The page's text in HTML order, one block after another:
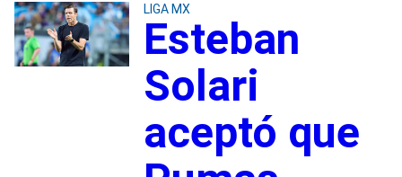
LIGA MX
Esteban
Solari
aceptó que